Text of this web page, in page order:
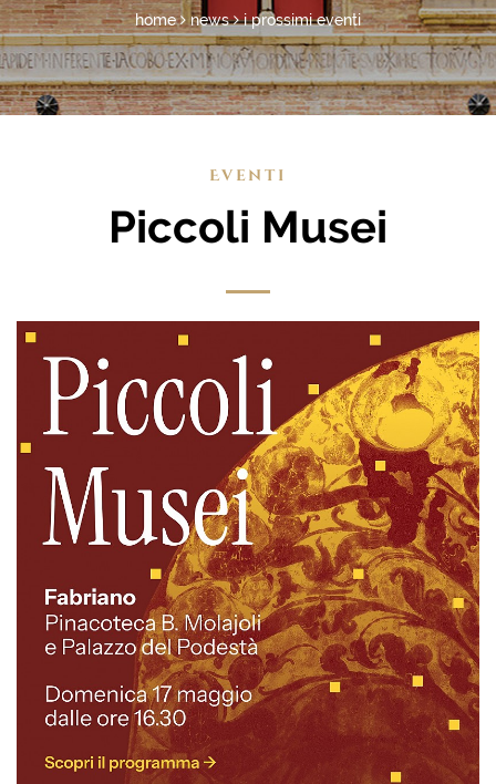
home news i prossimi eventi
Eventi
Piccoli Musei